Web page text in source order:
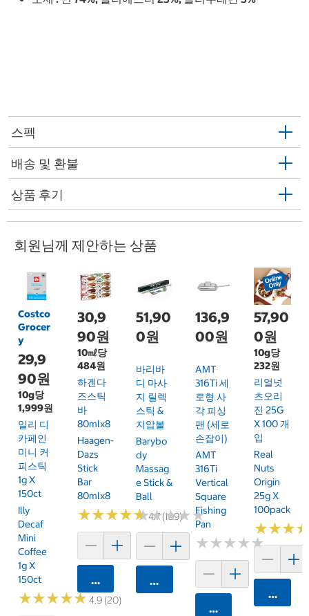
스펙
배송 및 환불
상품 후기
회원님께 제안하는 상품
Costco
Grocer
y
29,9
90원
10g당
1,999원
일리 디
카페인
미니 커
피스틱
1g X
150ct
Illy
Decaf
Mini
Coffee
1g X
150ct
★★★★★
★★★★★4.9 (20)
30,9
90원
10㎖당
484원
하겐다
즈스틱
바
80mlx8
Haagen-
Dazs
Stick
Bar
80mlx8
★★★★★
★★★★★4.7 (109)
카트에 담기
51,90
0원
바리바
디 마사
지 릴렉
스틱 &
지압볼
Barybo
Dy
Massag
E Stick &
Ball
★★★★★
★★★★★
카트에 담기
136,9
00원
AMT
316Ti 세
로형 사
각 피싱
팬 (세로
손잡이)
AMT
316Ti
Vertical
Square
Fishing
Pan
★★★★★
★★★★★
카트에 담기
57,90
0원
10g당
232원
리얼넛
츠오리
진 25G
X 100 개
입
Real
Nuts
Origin
25g X
100pack
★★★
★★★
카트에